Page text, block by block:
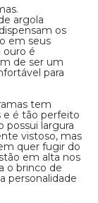
argola
os
em seus
ouro é
de ser um
para
tem
e é tão perfeito
possui largura
vistoso, mas
quer fugir do
em alta nos
o brinco de
personalidade